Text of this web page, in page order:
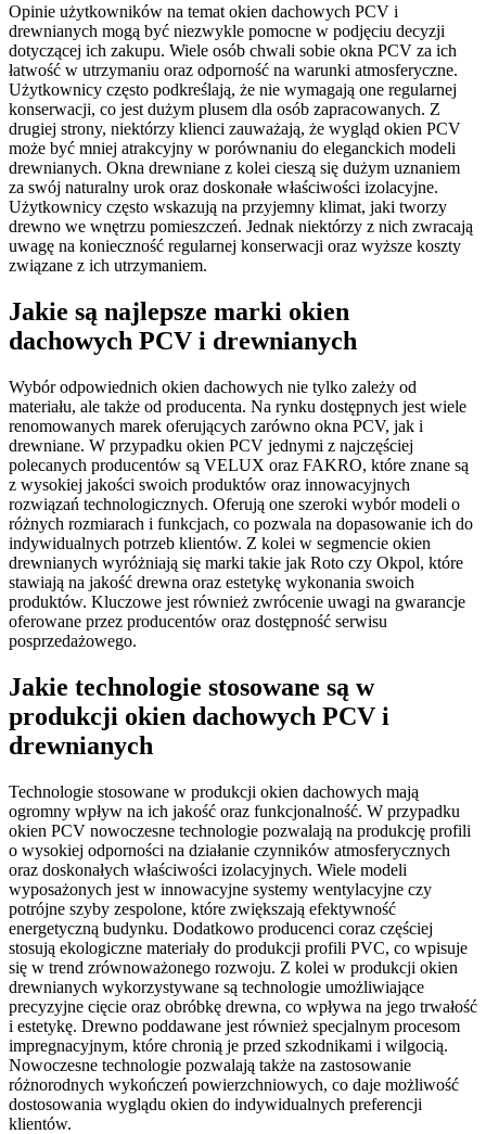
Opinie użytkowników na temat okien dachowych PCV i
drewnianych mogą być niezwykle pomocne w podjęciu decyzji
dotyczącej ich zakupu. Wiele osób chwali sobie okna PCV za ich
łatwość w utrzymaniu oraz odporność na warunki atmosferyczne.
Użytkownicy często podkreślają, że nie wymagają one regularnej
konserwacji, co jest dużym plusem dla osób zapracowanych. Z
drugiej strony, niektórzy klienci zauważają, że wygląd okien PCV
może być mniej atrakcyjny w porównaniu do eleganckich modeli
drewnianych. Okna drewniane z kolei cieszą się dużym uznaniem
za swój naturalny urok oraz doskonałe właściwości izolacyjne.
Użytkownicy często wskazują na przyjemny klimat, jaki tworzy
drewno we wnętrzu pomieszczeń. Jednak niektórzy z nich zwracają
uwagę na konieczność regularnej konserwacji oraz wyższe koszty
związane z ich utrzymaniem.
Jakie są najlepsze marki okien
dachowych PCV i drewnianych
Wybór odpowiednich okien dachowych nie tylko zależy od
materiału, ale także od producenta. Na rynku dostępnych jest wiele
renomowanych marek oferujących zarówno okna PCV, jak i
drewniane. W przypadku okien PCV jednymi z najczęściej
polecanych producentów są VELUX oraz FAKRO, które znane są
z wysokiej jakości swoich produktów oraz innowacyjnych
rozwiązań technologicznych. Oferują one szeroki wybór modeli o
różnych rozmiarach i funkcjach, co pozwala na dopasowanie ich do
indywidualnych potrzeb klientów. Z kolei w segmencie okien
drewnianych wyróżniają się marki takie jak Roto czy Okpol, które
stawiają na jakość drewna oraz estetykę wykonania swoich
produktów. Kluczowe jest również zwrócenie uwagi na gwarancje
oferowane przez producentów oraz dostępność serwisu
posprzedażowego.
Jakie technologie stosowane są w
produkcji okien dachowych PCV i
drewnianych
Technologie stosowane w produkcji okien dachowych mają
ogromny wpływ na ich jakość oraz funkcjonalność. W przypadku
okien PCV nowoczesne technologie pozwalają na produkcję profili
o wysokiej odporności na działanie czynników atmosferycznych
oraz doskonałych właściwości izolacyjnych. Wiele modeli
wyposażonych jest w innowacyjne systemy wentylacyjne czy
potrójne szyby zespolone, które zwiększają efektywność
energetyczną budynku. Dodatkowo producenci coraz częściej
stosują ekologiczne materiały do produkcji profili PVC, co wpisuje
się w trend zrównoważonego rozwoju. Z kolei w produkcji okien
drewnianych wykorzystywane są technologie umożliwiające
precyzyjne cięcie oraz obróbkę drewna, co wpływa na jego trwałość
i estetykę. Drewno poddawane jest również specjalnym procesom
impregnacyjnym, które chronią je przed szkodnikami i wilgocią.
Nowoczesne technologie pozwalają także na zastosowanie
różnorodnych wykończeń powierzchniowych, co daje możliwość
dostosowania wyglądu okien do indywidualnych preferencji
klientów.